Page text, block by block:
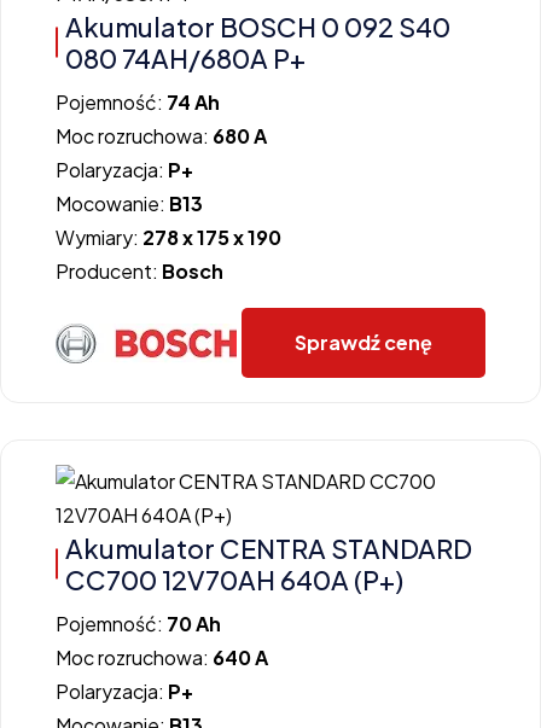
Akumulator BOSCH 0 092 S40
080 74AH/680A P+
Pojemność: 74 Ah
Moc rozruchowa: 680 A
Polaryzacja: P+
Mocowanie: B13
Wymiary: 278 x 175 x 190
Producent: Bosch
Sprawdź cenę
Akumulator CENTRA STANDARD
CC700 12V70AH 640A (P+)
Pojemność: 70 Ah
Moc rozruchowa: 640 A
Polaryzacja: P+